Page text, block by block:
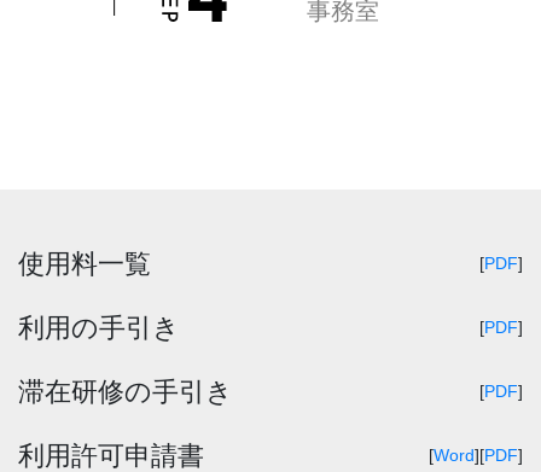
事務室
使用料一覧 [PDF]
利用の手引き [PDF]
滞在研修の手引き [PDF]
利用許可申請書 [PDF]
[Word]